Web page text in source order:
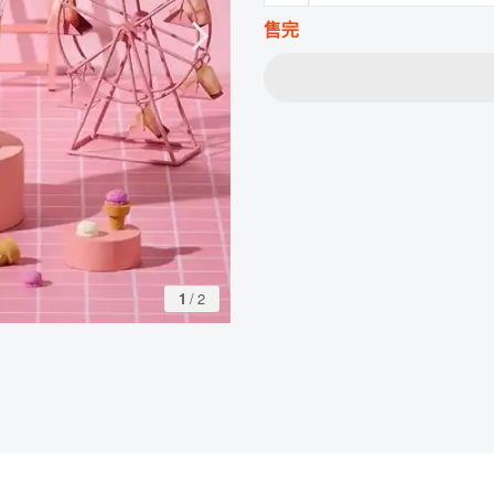
1 /2
售完